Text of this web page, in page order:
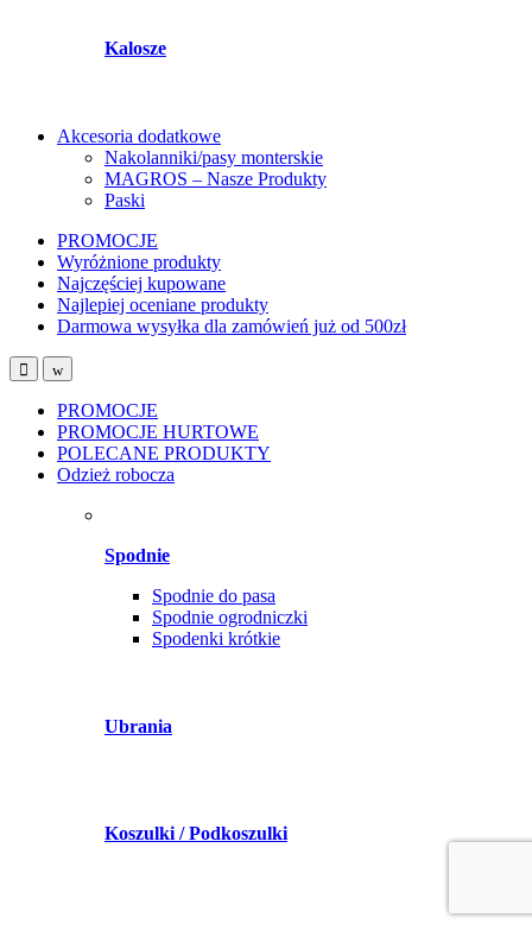
Kalosze
Akcesoria dodatkowe
Nakolanniki/pasy monterskie
MAGROS – Nasze Produkty
Paski
PROMOCJE
Wyróżnione produkty
Najczęściej kupowane
Najlepiej oceniane produkty
Darmowa wysyłka dla zamówień już od 500zł
PROMOCJE
PROMOCJE HURTOWE
POLECANE PRODUKTY
Odzież robocza
Spodnie
Spodnie do pasa
Spodnie ogrodniczki
Spodenki krótkie
Ubrania
Koszulki / Podkoszulki